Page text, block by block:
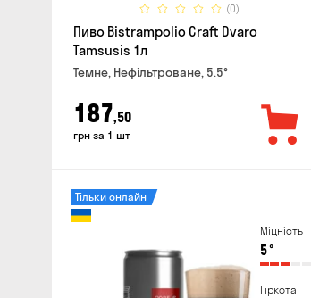
(0)
Пиво Bistrampolio Craft Dvaro
Tamsusis 1л
Темне, Нефільтроване, 5.5°
187,50
грн за 1 шт
Міцність
5°
Гіркота
Тільки онлайн